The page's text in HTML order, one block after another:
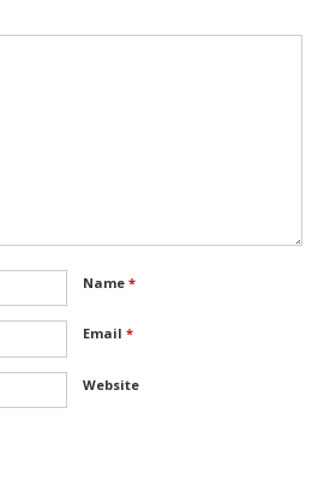
Name *
Email *
Website